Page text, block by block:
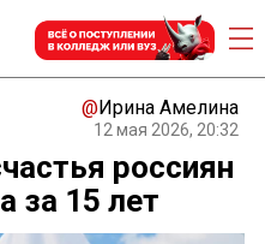
@Ирина Амелина
12 мая 2026, 20:32
россиян
за 15 лет